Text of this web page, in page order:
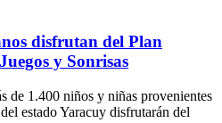
disfrutan del Plan
y Sonrisas
de 1.400 niños y niñas provenientes
estado Yaracuy disfrutarán del